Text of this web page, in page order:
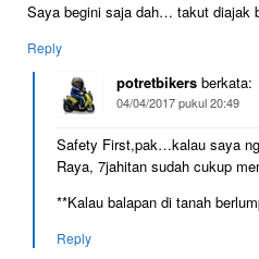
Saya begini saja dah… takut diajak
Reply
potretbikers berkata:
04/04/2017 pukul 20:49
Safety First,pak…kalau saya
Raya, 7jahitan sudah cukup
**Kalau balapan di tanah
Reply